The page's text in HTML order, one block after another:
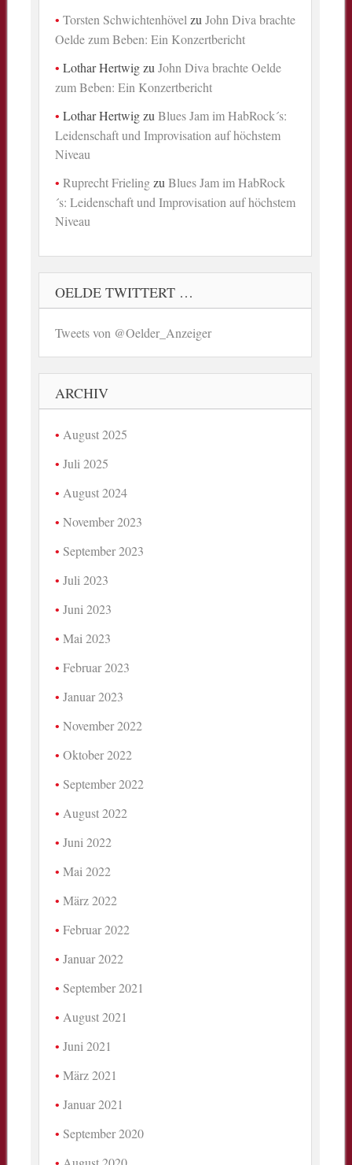
Torsten Schwichtenhövel zuJohn Diva brachte
Oelde zum Beben: Ein Konzertbericht
Lothar HertwigzuJohn Diva brachte Oelde
zum Beben: Ein Konzertbericht
Lothar HertwigzuBlues Jam im HabRock´s:
Leidenschaft und Improvisation auf höchstem
Niveau
Ruprecht FrielingzuBlues Jam im HabRock
´s: Leidenschaft und Improvisation auf höchstem
Niveau
OELDE TWITTERT …
Tweets von @Oelder_Anzeiger
ARCHIV
August 2025
Juli 2025
August 2024
November 2023
September 2023
Juli 2023
Juni 2023
Mai 2023
Februar 2023
Januar 2023
November 2022
Oktober 2022
September 2022
August 2022
Juni 2022
Mai 2022
März 2022
Februar 2022
Januar 2022
September 2021
August 2021
Juni 2021
März 2021
Januar 2021
September 2020